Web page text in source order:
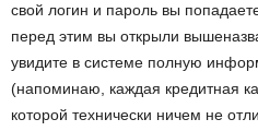
свой логин и пароль вы
перед этим вы открыли
увидите в системе полную
(напоминаю, каждая кредитная
которой технически ничем не